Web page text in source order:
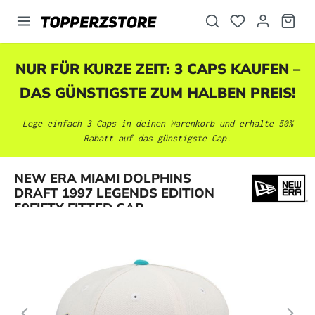
springen
NUR FÜR KURZE ZEIT: 3 CAPS KAUFEN –
DAS GÜNSTIGSTE ZUM HALBEN PREIS!
Lege einfach 3 Caps in deinen Warenkorb und erhalte 50%
Rabatt auf das günstigste Cap.
NEW ERA MIAMI DOLPHINS
DRAFT 1997 LEGENDS EDITION
59FIFTY FITTED CAP